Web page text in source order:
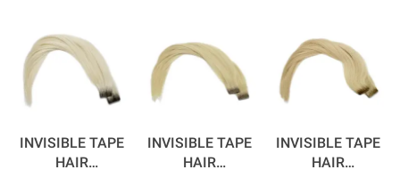
INVISIBLE TAPE
HAIR
INVISIBLE TAPE
HAIR
INVISIBLE TAPE
HAIR